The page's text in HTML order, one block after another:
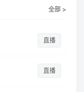
全部 >
直播
直播